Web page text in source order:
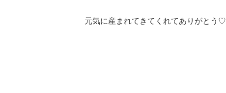
元気に産まれてきてくれてありがとう♡